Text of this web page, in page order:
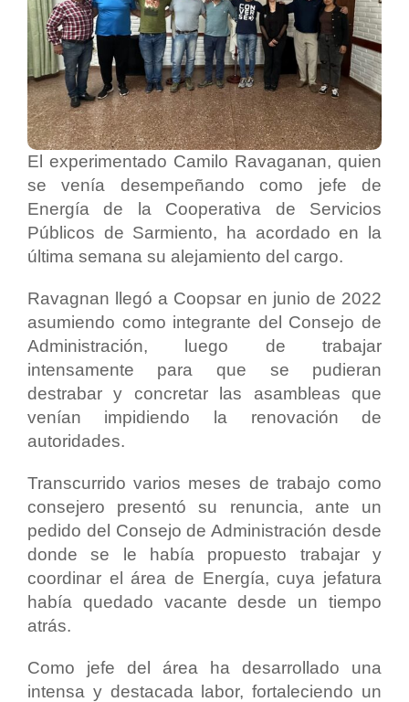
El experimentado Camilo Ravaganan, quien
se venía desempeñando como jefe de
Energía de la Cooperativa de Servicios
Públicos de Sarmiento, ha acordado en la
última semana su alejamiento del cargo.
Ravagnan llegó a Coopsar en junio de 2022
asumiendo como integrante del Consejo de
Administración, luego de trabajar
intensamente para que se pudieran
destrabar y concretar las asambleas que
venían impidiendo la renovación de
autoridades.
Transcurrido varios meses de trabajo como
consejero presentó su renuncia, ante un
pedido del Consejo de Administración desde
donde se le había propuesto trabajar y
coordinar el área de Energía, cuya jefatura
había quedado vacante desde un tiempo
atrás.
Como jefe del área ha desarrollado una
intensa y destacada labor, fortaleciendo un